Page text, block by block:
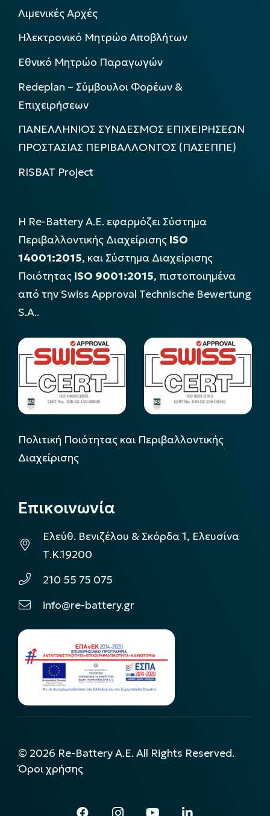
Λιμενικές Αρχές
Ηλεκτρονικό Μητρώο Αποβλήτων
Εθνικό Μητρώο Παραγωγών
Redeplan – Σύμβουλοι Φορέων &
Επιχειρήσεων
ΠΑΝΕΛΛΗΝΙΟΣ ΣΥΝΔΕΣΜΟΣ ΕΠΙΧΕΙΡΗΣΕΩΝ
ΠΡΟΣΤΑΣΙΑΣ ΠΕΡΙΒΑΛΛΟΝΤΟΣ (ΠΑΣΕΠΠΕ)
RISBAT Project
Η Re-Battery Α.Ε. εφαρμόζει Σύστημα
Περιβαλλοντικής Διαχείρισης ISO
14001:2015, και Σύστημα Διαχείρισης
Ποιότητας ISO 9001:2015, πιστοποιημένα
από την Swiss Approval Technische Bewertung
S.A..
Πολιτική Ποιότητας και Περιβαλλοντικής
Διαχείρισης
Επικοινωνία
Ελεύθ. Βενιζέλου & Σκόρδα 1, Ελευσίνα
Τ.Κ.19200
210 55 75 075
info@re-battery.gr
© 2026 Re-Battery A.E. All Rights Reserved.
Όροι χρήσης